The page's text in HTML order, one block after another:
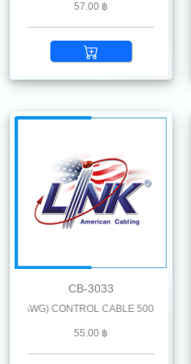
57.00 ฿
CB-3033
CONTROL CABLE 500 M. /Reel
55.00 ฿
LiYCY 3 x 1.0 mm2 (18